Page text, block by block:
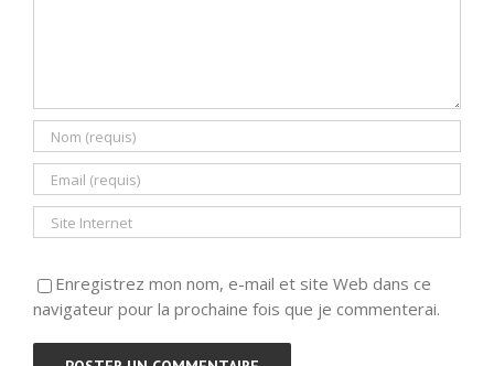
Enregistrez mon nom, e-mail et site Web dans ce
navigateur pour la prochaine fois que je commenterai.